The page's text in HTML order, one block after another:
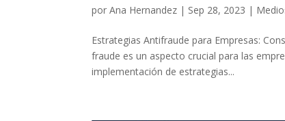
porAna Hernandez | Sep 28, 2023 |
Estrategias Antifraude para Empresas:
fraude es un aspecto crucial para las
implementación de estrategias...